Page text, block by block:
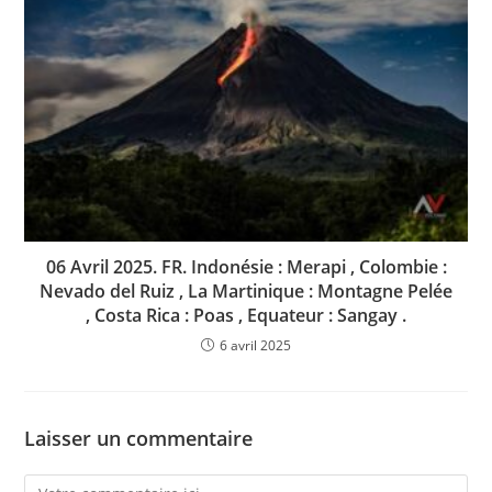
06 Avril 2025. FR. Indonésie : Merapi , Colombie :
Nevado del Ruiz , La Martinique : Montagne Pelée
, Costa Rica : Poas , Equateur : Sangay .
6 avril 2025
Laisser un commentaire
Comment